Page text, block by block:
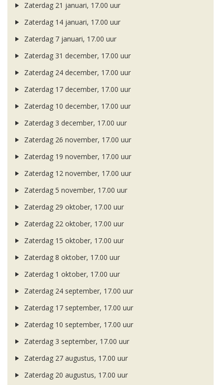
Zaterdag 21 januari, 17.00 uur
Zaterdag 14 januari, 17.00 uur
Zaterdag 7 januari, 17.00 uur
Zaterdag 31 december, 17.00 uur
Zaterdag 24 december, 17.00 uur
Zaterdag 17 december, 17.00 uur
Zaterdag 10 december, 17.00 uur
Zaterdag 3 december, 17.00 uur
Zaterdag 26 november, 17.00 uur
Zaterdag 19 november, 17.00 uur
Zaterdag 12 november, 17.00 uur
Zaterdag 5 november, 17.00 uur
Zaterdag 29 oktober, 17.00 uur
Zaterdag 22 oktober, 17.00 uur
Zaterdag 15 oktober, 17.00 uur
Zaterdag 8 oktober, 17.00 uur
Zaterdag 1 oktober, 17.00 uur
Zaterdag 24 september, 17.00 uur
Zaterdag 17 september, 17.00 uur
Zaterdag 10 september, 17.00 uur
Zaterdag 3 september, 17.00 uur
Zaterdag 27 augustus, 17.00 uur
Zaterdag 20 augustus, 17.00 uur